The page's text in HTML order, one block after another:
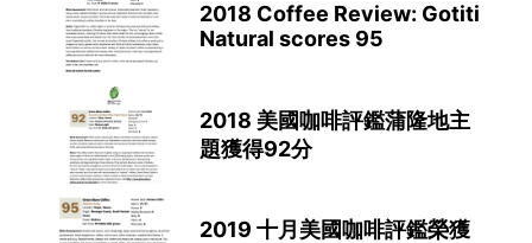
2018 Coffee Review: Gotiti
Natural scores 95
2018 美國咖啡評鑑蒲隆地主
題獲得92分
2019 十月美國咖啡評鑑榮獲